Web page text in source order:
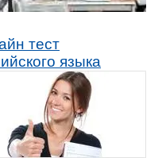
тест
языка